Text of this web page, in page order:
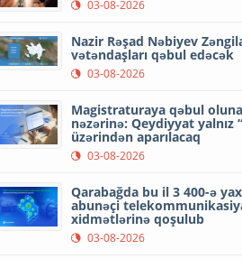
03-08-2026
Nazir Rəşad Nəbiyev
vətəndaşları qəbul edəcək
03-08-2026
Magistraturaya qəbul
nəzərinə: Qeydiyyat yalnız
üzərindən aparılacaq
03-08-2026
Qarabağda bu il 3 400-ə
abunəçi
xidmətlərinə qoşulub
03-08-2026